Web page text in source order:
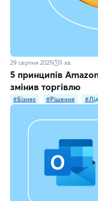
29 серпня 2025 5 хв.
5 принципів
змінив торгівлю
#Бізнес #Рішення